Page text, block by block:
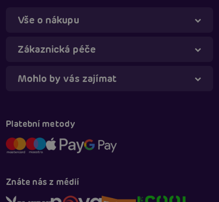
Vše o nákupu
Zákaznická péče
Mohlo by vás zajímat
Platební metody
Znáte nás z médií
Táňa - virtuální asistentka